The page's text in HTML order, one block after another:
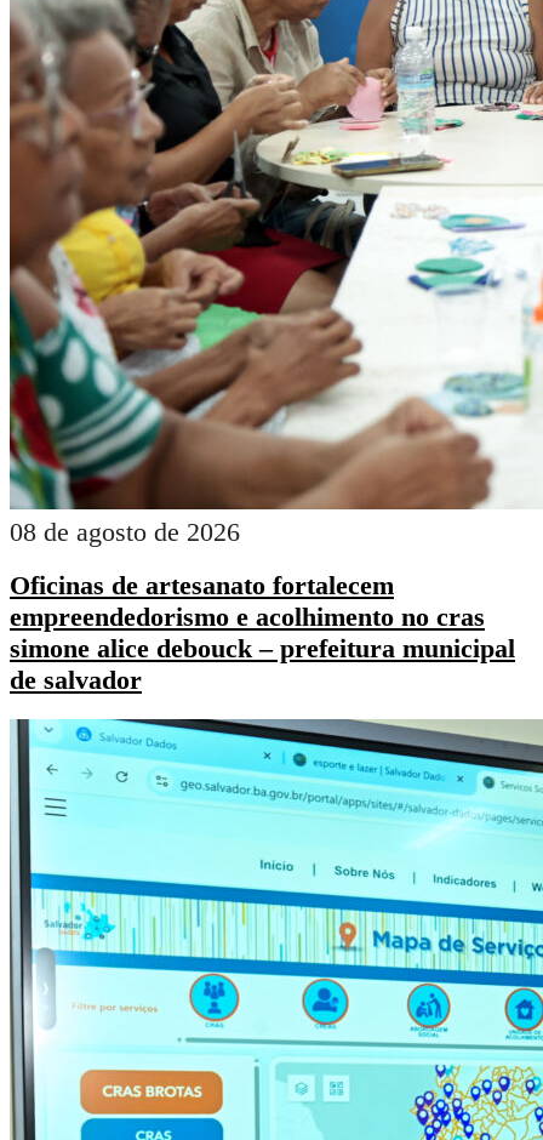
08 de agosto de 2026
Oficinas de artesanato fortalecem
empreendedorismo e acolhimento no cras
simone alice debouck – prefeitura municipal
de salvador